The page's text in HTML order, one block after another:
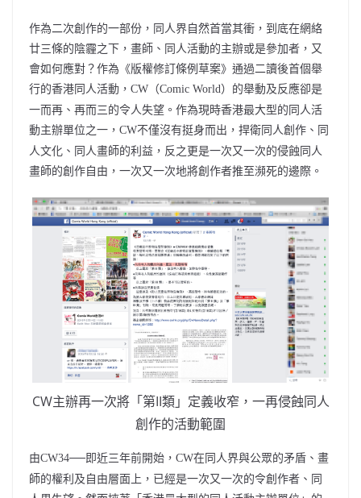
作為二次創作的一部份，同人界自然首當其衝，到底在網絡
廿三條的陰霾之下，畫師、同人活動的主辦或是參加者，又
會如何應對？作為《版權修訂條例草案》通過二讀後首個舉
行的香港同人活動， CW （Comic World）的舉動及反應卻是
一而再、再而三的令人失望。作為現時香港最大型的同人活
動主辦單位之一， CW不僅沒有挺身而出，捍衛同人創作、同
人文化、同人畫師的利益，反之更是一次又一次的侵蝕同人
畫師的創作自由，一次又一次地將創作者推至瀕死的邊際。
CW主辦再一次將「第II類」定義收窄，一再侵蝕同人
創作的活動範圍
由CW34──即近三年前開始， CW在同人界與公眾的矛盾、畫
師的權利及自由層面上，已經是一次又一次的令創作者、同